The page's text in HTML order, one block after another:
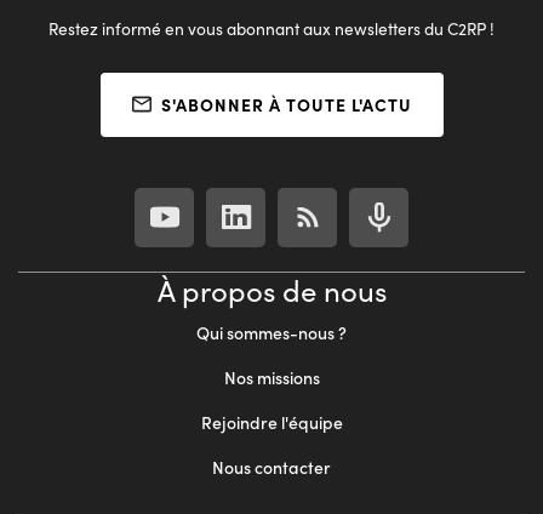
Restez informé en vous abonnant aux newsletters du C2RP !
S'ABONNER À TOUTE L'ACTU
À propos de nous
Qui sommes-nous ?
Nos missions
Rejoindre l'équipe
Nous contacter